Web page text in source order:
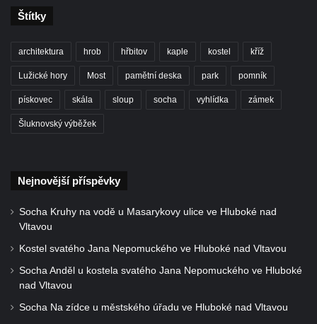
Štítky
architektura hrob hřbitov kaple kostel kříž
Lužické hory Most pamětní deska park pomník
pískovec skála sloup socha vyhlídka zámek
Šluknovský výběžek
Nejnovější příspěvky
Socha Kruhy na vodě u Masarykovy ulice ve Hluboké nad
Vltavou
Kostel svatého Jana Nepomuckého ve Hluboké nad Vltavou
Socha Anděl u kostela svatého Jana Nepomuckého ve Hluboké
nad Vltavou
Socha Na zídce u městského úřadu ve Hluboké nad Vltavou